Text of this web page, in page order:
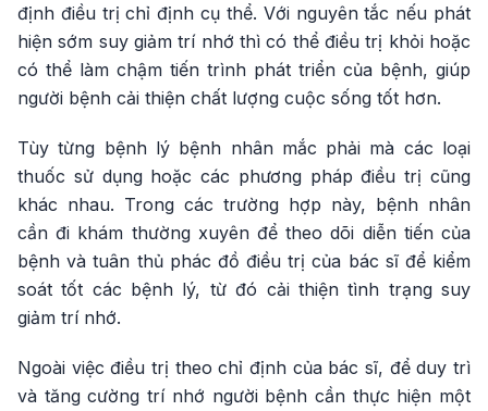
định điều trị chỉ định cụ thể. Với nguyên tắc nếu phát
hiện sớm suy giảm trí nhớ thì có thể điều trị khỏi hoặc
có thể làm chậm tiến trình phát triển của bệnh, giúp
người bệnh cải thiện chất lượng cuộc sống tốt hơn.
Tùy từng bệnh lý bệnh nhân mắc phải mà các loại
thuốc sử dụng hoặc các phương pháp điều trị cũng
khác nhau. Trong các trường hợp này, bệnh nhân
cần đi khám thường xuyên để theo dõi diễn tiến của
bệnh và tuân thủ phác đồ điều trị của bác sĩ để kiểm
soát tốt các bệnh lý, từ đó cải thiện tình trạng suy
giảm trí nhớ.
Ngoài việc điều trị theo chỉ định của bác sĩ, để duy trì
và tăng cường trí nhớ người bệnh cần thực hiện một